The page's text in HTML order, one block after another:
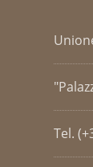
Tel.